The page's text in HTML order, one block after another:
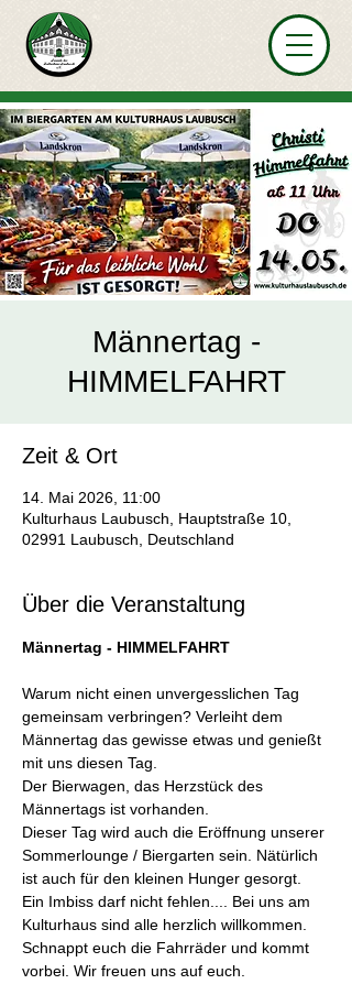
Männertag -
HIMMELFAHRT
Zeit & Ort
14. Mai 2026, 11:00
Kulturhaus Laubusch, Hauptstraße 10,
02991 Laubusch, Deutschland
Über die Veranstaltung
Männertag - HIMMELFAHRT
Warum nicht einen unvergesslichen Tag
gemeinsam verbringen? Verleiht dem
Männertag das gewisse etwas und genießt
mit uns diesen Tag.
Der Bierwagen, das Herzstück des
Männertags ist vorhanden.
Dieser Tag wird auch die Eröffnung unserer
Sommerlounge / Biergarten sein. Nätürlich
ist auch für den kleinen Hunger gesorgt.
Ein Imbiss darf nicht fehlen.... Bei uns am
Kulturhaus sind alle herzlich willkommen.
Schnappt euch die Fahrräder und kommt
vorbei. Wir freuen uns auf euch.